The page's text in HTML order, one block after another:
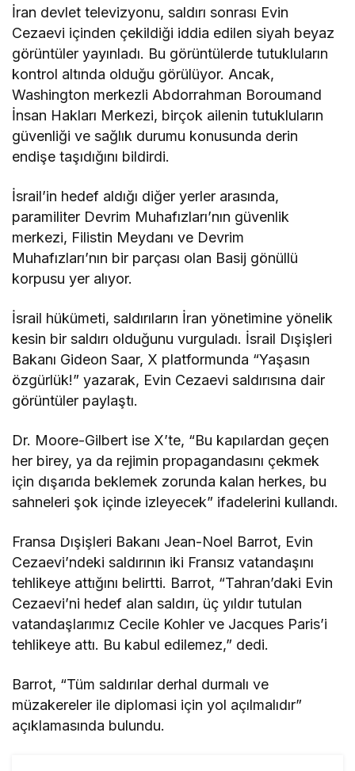
İran devlet televizyonu, saldırı sonrası Evin
Cezaevi içinden çekildiği iddia edilen siyah beyaz
görüntüler yayınladı. Bu görüntülerde tutukluların
kontrol altında olduğu görülüyor. Ancak,
Washington merkezli Abdorrahman Boroumand
İnsan Hakları Merkezi, birçok ailenin tutukluların
güvenliği ve sağlık durumu konusunda derin
endişe taşıdığını bildirdi.
İsrail’in hedef aldığı diğer yerler arasında,
paramiliter Devrim Muhafızları’nın güvenlik
merkezi, Filistin Meydanı ve Devrim
Muhafızları’nın bir parçası olan Basij gönüllü
korpusu yer alıyor.
İsrail hükümeti, saldırıların İran yönetimine yönelik
kesin bir saldırı olduğunu vurguladı. İsrail Dışişleri
Bakanı Gideon Saar, X platformunda “Yaşasın
özgürlük!” yazarak, Evin Cezaevi saldırısına dair
görüntüler paylaştı.
Dr. Moore-Gilbert ise X’te, “Bu kapılardan geçen
her birey, ya da rejimin propagandasını çekmek
için dışarıda beklemek zorunda kalan herkes, bu
sahneleri şok içinde izleyecek” ifadelerini kullandı.
Fransa Dışişleri Bakanı Jean-Noel Barrot, Evin
Cezaevi’ndeki saldırının iki Fransız vatandaşını
tehlikeye attığını belirtti. Barrot, “Tahran’daki Evin
Cezaevi’ni hedef alan saldırı, üç yıldır tutulan
vatandaşlarımız Cecile Kohler ve Jacques Paris’i
tehlikeye attı. Bu kabul edilemez,” dedi.
Barrot, “Tüm saldırılar derhal durmalı ve
müzakereler ile diplomasi için yol açılmalıdır”
açıklamasında bulundu.